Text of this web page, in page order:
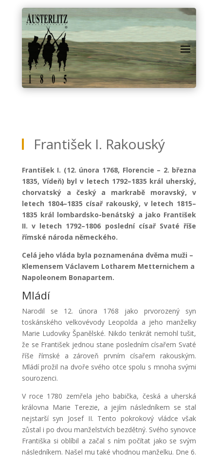
František I. Rakouský
František I. (12. února 1768, Florencie – 2. března
1835, Vídeň) byl v letech 1792–1835 král uherský,
chorvatský a český a markrabě moravský, v
letech 1804–1835 císař rakouský, v letech 1815–
1835 král lombardsko-benátský a jako František
II. v letech 1792–1806 poslední císař Svaté říše
římské národa německého.
Celá jeho vláda byla poznamenána dvěma muži –
Klemensem Václavem Lotharem Metternichem a
Napoleonem Bonapartem.
Mládí
Narodil se 12. února 1768 jako prvorozený syn
toskánského velkovévody Leopolda a jeho manželky
Marie Ludoviky Španělské. Nikdo tenkrát nemohl tušit,
že se František jednou stane posledním císařem Svaté
říše římské a zároveň prvním císařem rakouským.
Mládí prožil na dvoře svého otce spolu s mnoha svými
sourozenci.
V roce 1780 zemřela jeho babička, česká a uherská
královna Marie Terezie, a jejím následníkem se stal
nejstarší syn Josef II. Tento pokrokový vládce však
zůstal i po dvou manželstvích bezdětný. Svého synovce
Františka si oblíbil a začal s ním počítat jako se svým
následníkem. Našel mu také vhodnou manželku. Dne 6.